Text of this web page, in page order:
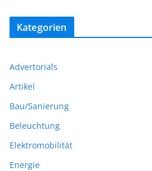
Kategorien
Advertorials
Artikel
Bau/Sanierung
Beleuchtung
Elektromobilität
Energie